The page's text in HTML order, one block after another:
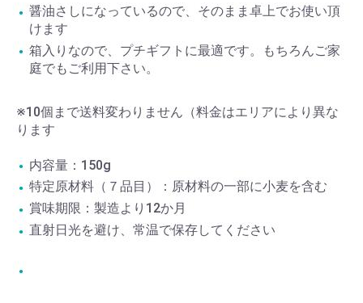
醤油さしになっているので、そのまま卓上でお使い頂
けます
箱入りなので、プチギフトに最適です。もちろんご家
庭でもご利用下さい。
※10個まで送料変わりません（料金はエリアにより異な
ります
内容量：150g
特定原材料（７品目）：原材料の一部に小麦を含む
賞味期限：製造より12か月
直射日光を避け、常温で保存してください